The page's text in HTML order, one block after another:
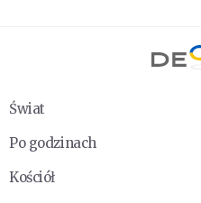
Świat
Po godzinach
Kościół